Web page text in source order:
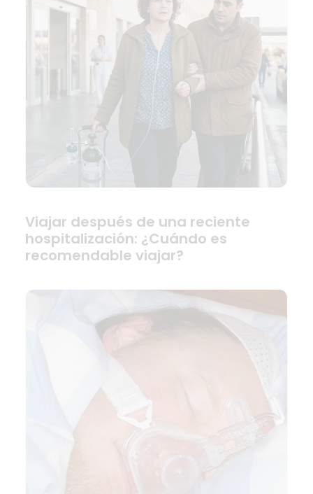
Viajar después de una reciente
hospitalización: ¿Cuándo es
recomendable viajar?